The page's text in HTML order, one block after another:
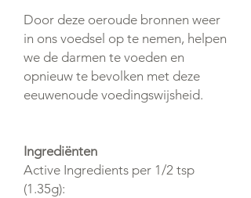
Door deze oeroude bronnen weer
in ons voedsel op te nemen, helpen
we de darmen te voeden en
opnieuw te bevolken met deze
eeuwenoude voedingswijsheid.
Ingrediënten
Active Ingredients per 1/2 tsp
(1.35g):